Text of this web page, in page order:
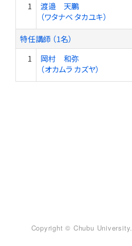
1
渡邉 天鵬
（ワタナベ タカユキ）
特任講師 （1名）
1
岡村 和弥
（オカムラ カズヤ）
Copyright © Chubu